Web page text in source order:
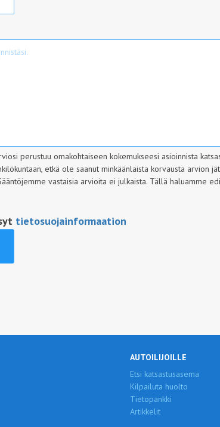
perustuu omakohtaiseen kokemukseesi asioinnista
etkä ole saanut minkäänlaista korvausta arvion
vastaisia arvioita ei julkaista. Tällä haluamme
tietosuojainformaation
AUTOILIJOILLE
Etsi katsastusasema
Kilpailuta huolto
Tietopankki
Artikkelit